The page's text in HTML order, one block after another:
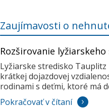
Zaujímavosti o
Rozširovanie
Lyžiarske stredisko
krátkej dojazdovej
rodinami s deťmi, ktoré má
Pokračovať v čítaní